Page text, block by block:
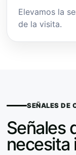
Elevamos la
de la visita.
SEÑALES DE
Señales
necesita